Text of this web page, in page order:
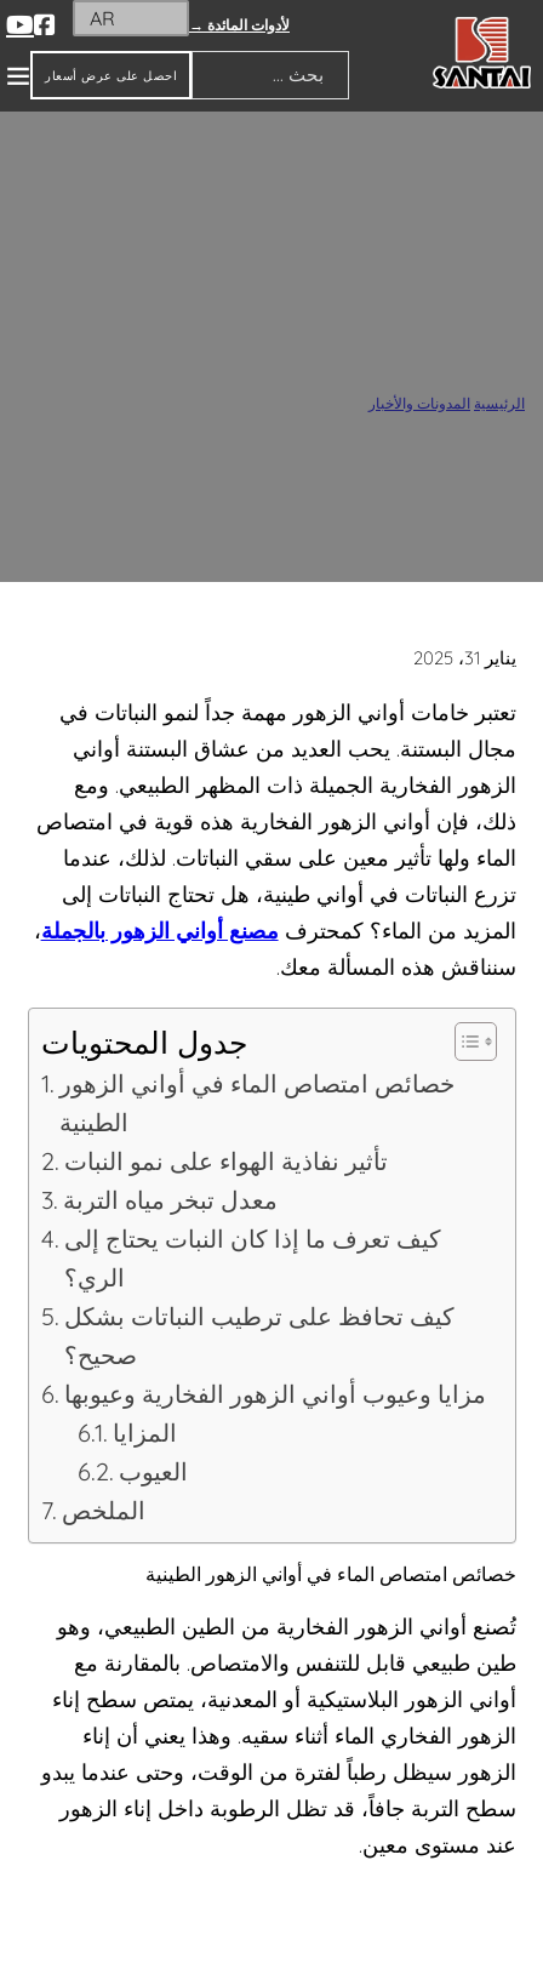
لأدوات المائدة →
بحث
احصل على عرض أسعار
الرئيسية المدونات والأخبار
يناير 31، 2025
تعتبر خامات أواني الزهور مهمة جداً لنمو النباتات في
مجال البستنة. يحب العديد من عشاق البستنة أواني
الزهور الفخارية الجميلة ذات المظهر الطبيعي. ومع
ذلك، فإن أواني الزهور الفخارية هذه قوية في امتصاص
الماء ولها تأثير معين على سقي النباتات. لذلك، عندما
تزرع النباتات في أواني طينية، هل تحتاج النباتات إلى
المزيد من الماء؟ كمحترف مصنع أواني الزهور بالجملة،
سنناقش هذه المسألة معك.
جدول المحتويات
خصائص امتصاص الماء في أواني الزهور
الطينية
تأثير نفاذية الهواء على نمو النبات
معدل تبخر مياه التربة
كيف تعرف ما إذا كان النبات يحتاج إلى
الري؟
كيف تحافظ على ترطيب النباتات بشكل
صحيح؟
مزايا وعيوب أواني الزهور الفخارية وعيوبها
المزايا
العيوب
الملخص
خصائص امتصاص الماء في أواني الزهور الطينية
تُصنع أواني الزهور الفخارية من الطين الطبيعي، وهو
طين طبيعي قابل للتنفس والامتصاص. بالمقارنة مع
أواني الزهور البلاستيكية أو المعدنية، يمتص سطح إناء
الزهور الفخاري الماء أثناء سقيه. وهذا يعني أن إناء
الزهور سيظل رطباً لفترة من الوقت، وحتى عندما يبدو
سطح التربة جافاً، قد تظل الرطوبة داخل إناء الزهور
عند مستوى معين.